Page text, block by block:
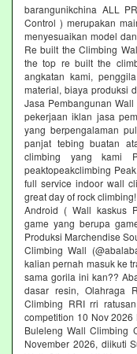
barangunikchina ALL
Control ) merupakan
menyesuaikan model
Re built the Climbing
the top re built the
angkatan kami,
material, biaya produksi
Jasa Pembangunan
pekerjaan iklan jasa
yang berpengalaman
panjat tebing buatan
climbing yang kami
peaktopeakclimbing
full service indoor wall
great day of rock
Android ( Wall kaskus
game yang berupa
Produksi Marchendise
Climbing Wall
kalian pernah masuk ke
sama gorila ini kan??
dasar resin, Olahraga
Climbing RRI rri
competition 10 Nov
Buleleng Wall Climbing
November 2026, diikuti